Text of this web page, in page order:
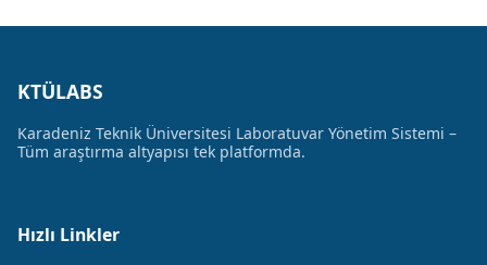
KTÜLABS
Karadeniz Teknik Üniversitesi Laboratuvar Yönetim Sistemi –
Tüm araştırma altyapısı tek platformda.
Hızlı Linkler